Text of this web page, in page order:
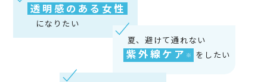
透明感のある女性
になりたい
夏、避けて通れない
紫外線ケア ※ をしたい